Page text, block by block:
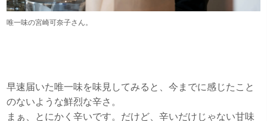
唯一味の宮崎可奈子さん。
早速届いた唯一味を味見してみると、今までに感じたこと
のないような鮮烈な辛さ。
まぁ、とにかく辛いです。だけど、辛いだけじゃない甘味